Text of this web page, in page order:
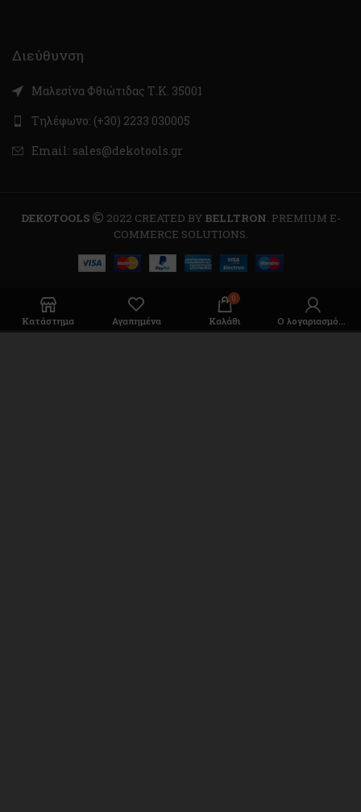
Διεύθυνση
Μαλεσίνα Φθιώτιδας Τ.Κ. 35001
Τηλέφωνο: (+30) 2233 030005
Email: sales@dekotools.gr
DEKOTOOLS 2022 CREATED BY BELLTRON. PREMIUM E-
COMMERCE SOLUTIONS.
Κατάστημα Αγαπημένα
0
Καλάθι Ο λογαριασμός μου